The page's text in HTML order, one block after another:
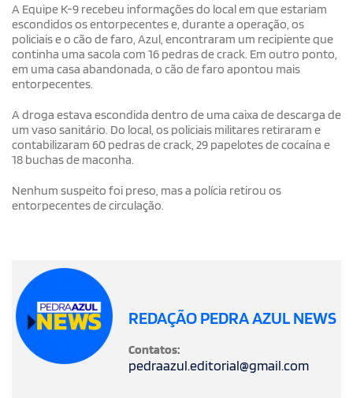
A Equipe K-9 recebeu informações do local em que estariam
escondidos os entorpecentes e, durante a operação, os
policiais e o cão de faro, Azul, encontraram um recipiente que
continha uma sacola com 16 pedras de crack. Em outro ponto,
em uma casa abandonada, o cão de faro apontou mais
entorpecentes.
A droga estava escondida dentro de uma caixa de descarga de
um vaso sanitário. Do local, os policiais militares retiraram e
contabilizaram 60 pedras de crack, 29 papelotes de cocaína e
18 buchas de maconha.
Nenhum suspeito foi preso, mas a polícia retirou os
entorpecentes de circulação.
REDAÇÃO PEDRA AZUL NEWS
Contatos:
pedraazul.editorial@gmail.com